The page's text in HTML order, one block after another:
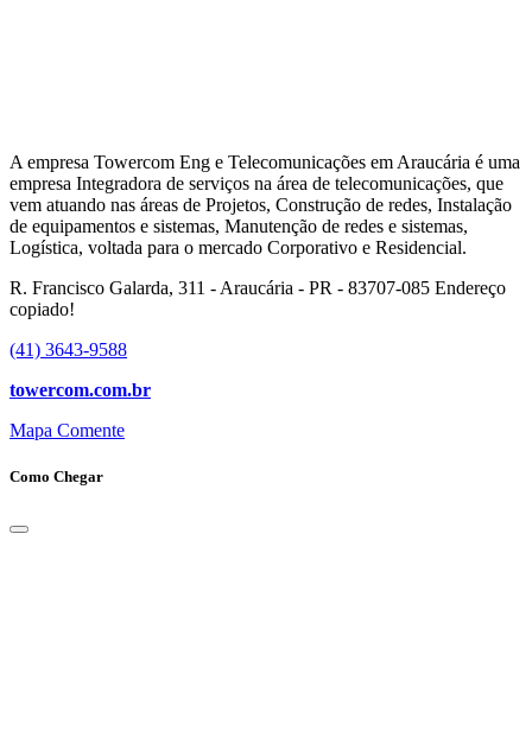
A empresa Towercom Eng e Telecomunicações em Araucária é uma
empresa Integradora de serviços na área de telecomunicações, que
vem atuando nas áreas de Projetos, Construção de redes, Instalação
de equipamentos e sistemas, Manutenção de redes e sistemas,
Logística, voltada para o mercado Corporativo e Residencial.
R. Francisco Galarda, 311 - Araucária - PR - 83707-085 Endereço
copiado!
(41) 3643-9588
towercom.com.br
Mapa Comente
Como Chegar